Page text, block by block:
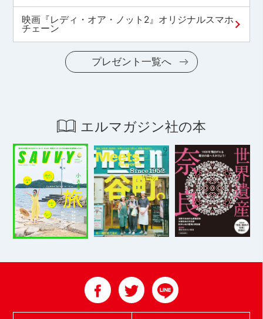
映画『レディ・オア・ノット2』オリジナルスマホ
チェーン
プレゼント一覧へ
エルマガジン社の本